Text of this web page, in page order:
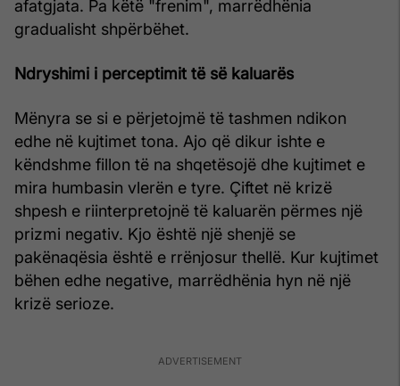
afatgjata. Pa këtë "frenim", marrëdhënia
gradualisht shpërbëhet.
Ndryshimi i perceptimit të së kaluarës
Mënyra se si e përjetojmë të tashmen ndikon
edhe në kujtimet tona. Ajo që dikur ishte e
këndshme fillon të na shqetësojë dhe kujtimet e
mira humbasin vlerën e tyre. Çiftet në krizë
shpesh e riinterpretojnë të kaluarën përmes një
prizmi negativ. Kjo është një shenjë se
pakënaqësia është e rrënjosur thellë. Kur kujtimet
bëhen edhe negative, marrëdhënia hyn në një
krizë serioze.